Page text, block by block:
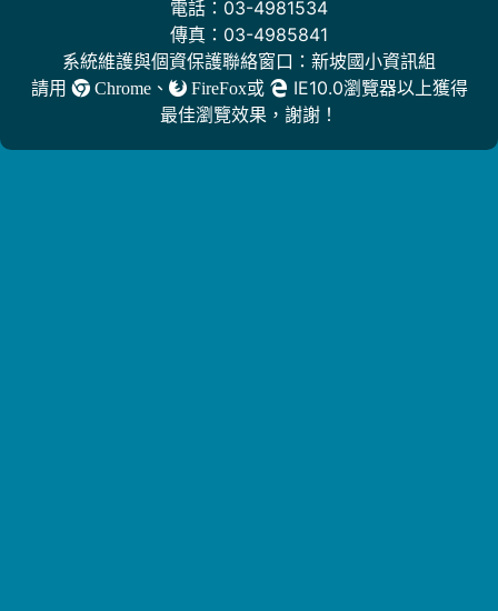
電話：03-4981534
傳真：03-4985841
系統維護與個資保護聯絡窗口：新坡國小資訊組
請用
Chrome、 FireFox或
IE10.0瀏覽器以上獲得
最佳瀏覽效果，謝謝！